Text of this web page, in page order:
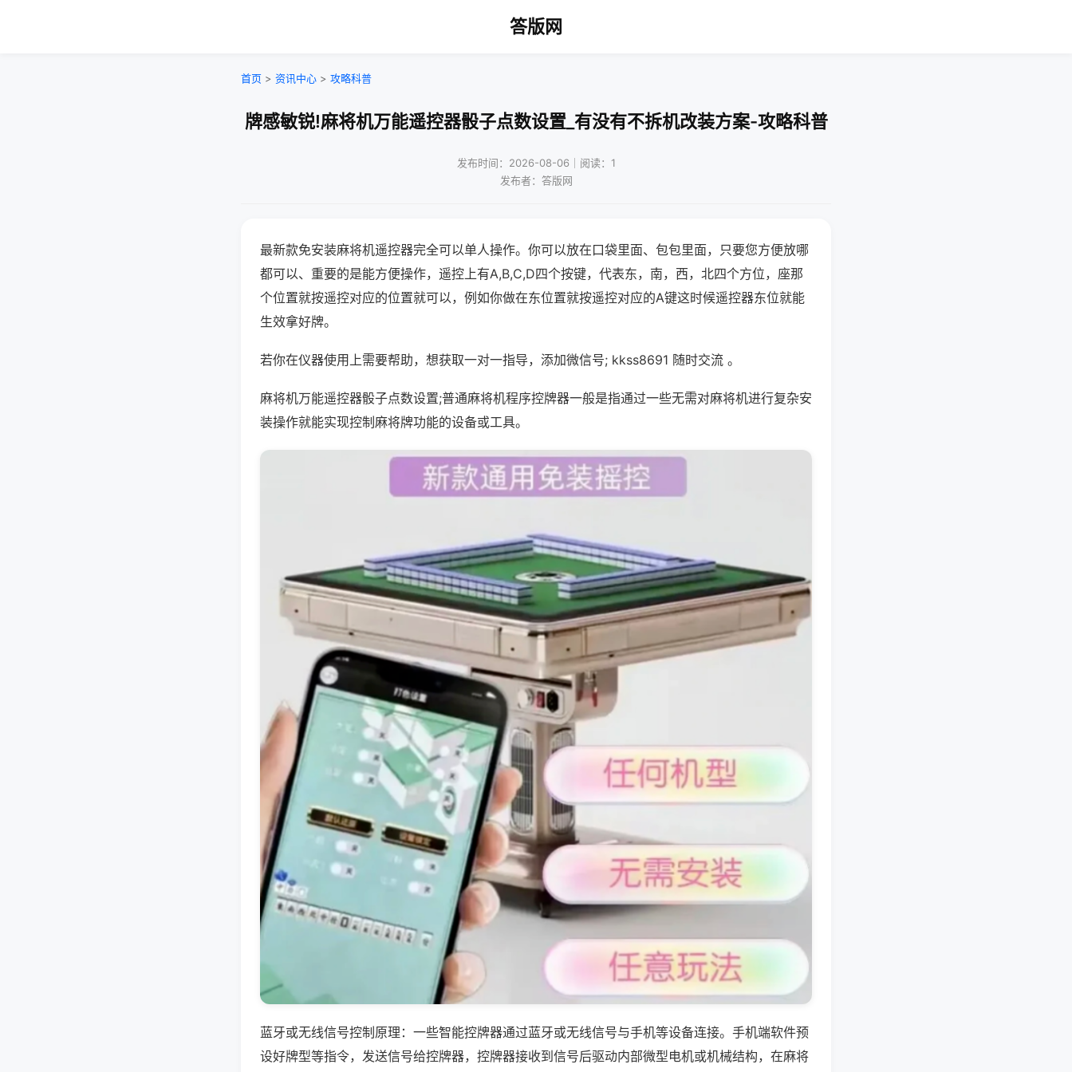
答版网
首页 > 资讯中心 > 攻略科普
牌感敏锐!麻将机万能遥控器骰子点数设置_有没有不拆机改装方案-攻略科普
发布时间：2026-08-06｜阅读：1
发布者：答版网
最新款免安装麻将机遥控器完全可以单人操作。你可以放在口袋里面、包包里面，只要您方便放哪
都可以、重要的是能方便操作，遥控上有A,B,C,D四个按键，代表东，南，西，北四个方位，座那
个位置就按遥控对应的位置就可以，例如你做在东位置就按遥控对应的A键这时候遥控器东位就能
生效拿好牌。
若你在仪器使用上需要帮助，想获取一对一指导，添加微信号; kkss8691 随时交流 。
麻将机万能遥控器骰子点数设置;普通麻将机程序控牌器一般是指通过一些无需对麻将机进行复杂安
装操作就能实现控制麻将牌功能的设备或工具。
蓝牙或无线信号控制原理：一些智能控牌器通过蓝牙或无线信号与手机等设备连接。手机端软件预
设好牌型等指令，发送信号给控牌器，控牌器接收到信号后驱动内部微型电机或机械结构，在麻将